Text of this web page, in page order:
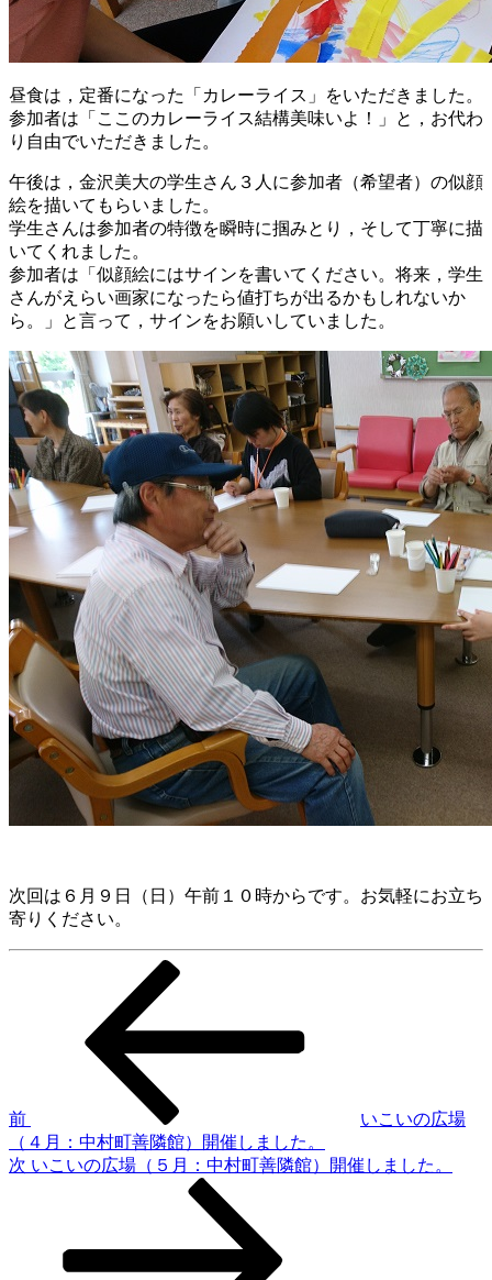
昼食は，定番になった「カレーライス」をいただきました。
参加者は「ここのカレーライス結構美味いよ！」と，お代わ
り自由でいただきました。
午後は，金沢美大の学生さん３人に参加者（希望者）の似顔
絵を描いてもらいました。
学生さんは参加者の特徴を瞬時に掴みとり，そして丁寧に描
いてくれました。
参加者は「似顔絵にはサインを書いてください。将来，学生
さんがえらい画家になったら値打ちが出るかもしれないか
ら。」と言って，サインをお願いしていました。
次回は６月９日（日）午前１０時からです。お気軽にお立ち
寄りください。
ゲ
ー
前
いこいの広場
（４月：中村町善隣館）開催しました。
次
次 いこいの広場（５月：中村町善隣館）開催しました。